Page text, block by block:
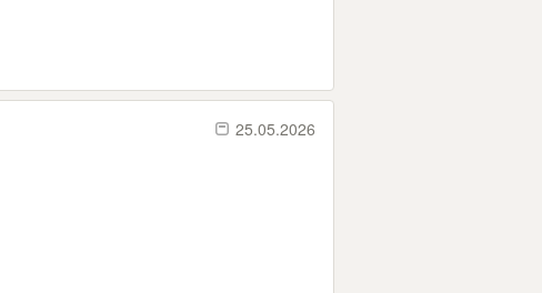
25.05.2026